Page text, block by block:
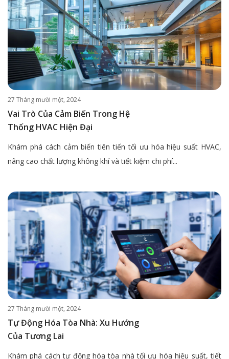
27 Tháng mười một, 2024
Vai Trò Của Cảm Biến Trong Hệ
Thống HVAC Hiện Đại
Khám phá cách cảm biến tiên tiến tối ưu hóa hiệu suất HVAC,
nâng cao chất lượng không khí và tiết kiệm chi phí...
27 Tháng mười một, 2024
Tự Động Hóa Tòa Nhà: Xu Hướng
Của Tương Lai
Khám phá cách tự động hóa tòa nhà tối ưu hóa hiệu suất, tiết